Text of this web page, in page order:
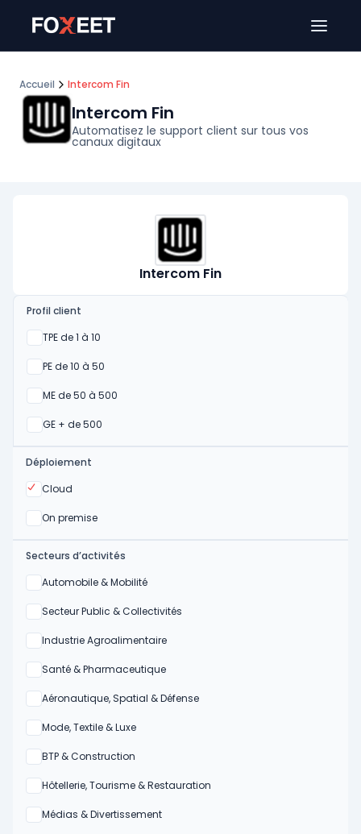
Accueil Intercom Fin
Intercom Fin
Automatisez le support client sur tous vos
canaux digitaux
Intercom Fin
Profil client
TPE de 1 à 10
Oui
PE de 10 à 50
Oui
ME de 50 à 500
Oui
GE + de 500
Oui
Déploiement
Cloud
Oui
On premise
Oui
Secteurs d’activités
Automobile & Mobilité
Oui
Secteur Public & Collectivités
Oui
Industrie Agroalimentaire
Oui
Santé & Pharmaceutique
Oui
Aéronautique, Spatial & Défense
Oui
Mode, Textile & Luxe
Oui
BTP & Construction
Oui
Hôtellerie, Tourisme & Restauration
Oui
Médias & Divertissement
Oui